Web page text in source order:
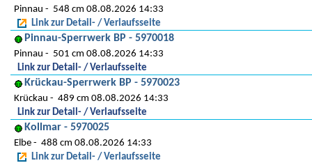
Pinnau
548 cm 08.08.2026 14:33
Link zur Detail- / Verlaufsseite
Pinnau-Sperrwerk BP - 5970018
Pinnau
501 cm 08.08.2026 14:33
Link zur Detail- / Verlaufsseite
Krückau-Sperrwerk BP - 5970023
Krückau
489 cm 08.08.2026 14:33
Link zur Detail- / Verlaufsseite
Kollmar - 5970025
Elbe
488 cm 08.08.2026 14:33
Link zur Detail- / Verlaufsseite